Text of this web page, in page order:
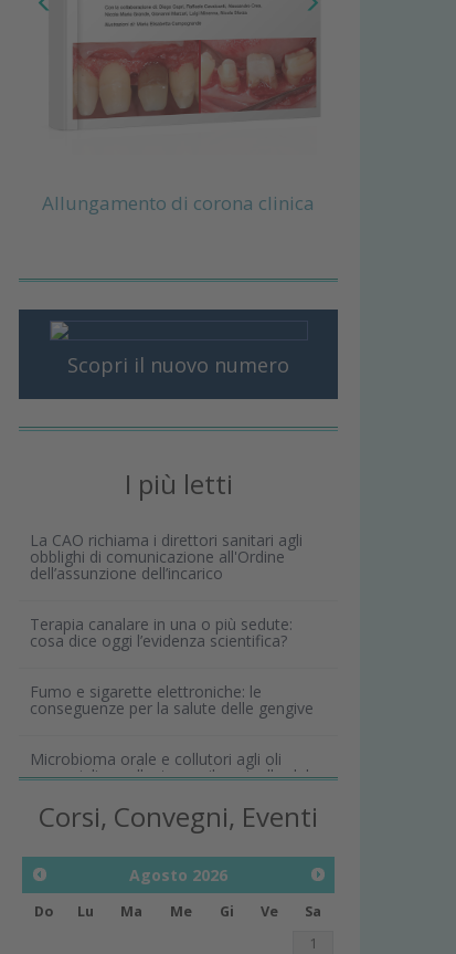
Allungamento di corona clinica
Scopri il nuovo numero
I più letti
La CAO richiama i direttori sanitari agli
obblighi di comunicazione all'Ordine
dell’assunzione dell’incarico
Terapia canalare in una o più sedute:
cosa dice oggi l’evidenza scientifica?
Fumo e sigarette elettroniche: le
conseguenze per la salute delle gengive
Microbioma orale e collutori agli oli
essenziali: un alleato per il controllo del
Corsi, Convegni, Eventi
Agosto 2026
Do Lu Ma Me Gi Ve
Sa
1